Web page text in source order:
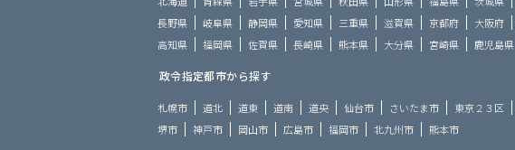
長野県
岐阜県 静岡県 愛知県 三重県 滋賀県 京都府 大阪府
高知県
福岡県 佐賀県 長崎県 熊本県 大分県 宮崎県 鹿児島県
政令指定都市から探す
札幌市 道北 道東 道南 道央 仙台市 さいたま市 東京２３区
堺市
神戸市 岡山市 広島市 福岡市 北九州市 熊本市